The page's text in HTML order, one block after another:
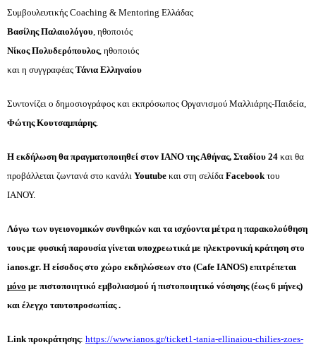
Συμβουλευτικής Coaching & Mentoring Ελλάδας
Βασίλης Παλαιολόγου, ηθοποιός
Νίκος Πολυδερόπουλος, ηθοποιός
και η συγγραφέας Τάνια Ελληναίου
Φώτης Κουτσαμπάρης.
Η εκδήλωση θα πραγματοποιηθεί στον ΙΑΝΟ της Αθήνας, Σταδίου 24 και θα
προβάλλεται ζωντανά στο κανάλι Youtube και στη σελίδα Facebook του
ΙΑΝΟΥ.
Λόγω των υγειονομικών συνθηκών και τα ισχύοντα μέτρα η παρακολούθηση
τους με φυσική παρουσία γίνεται υποχρεωτικά με ηλεκτρονική κράτηση στο
μόνο με πιστοποιητικό εμβολιασμού ή πιστοποιητικό νόσησης (έως 6 μήνες)
και έλεγχο ταυτοπροσωπίας .
Link προκράτησης: https://www.ianos.gr/ticket1-tania-ellinaiou-chilies-zoes-